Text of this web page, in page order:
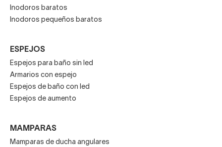
Inodoros baratos
Inodoros pequeños baratos
ESPEJOS
Espejos para baño sin led
Armarios con espejo
Espejos de baño con led
Espejos de aumento
MAMPARAS
Mamparas de ducha angulares